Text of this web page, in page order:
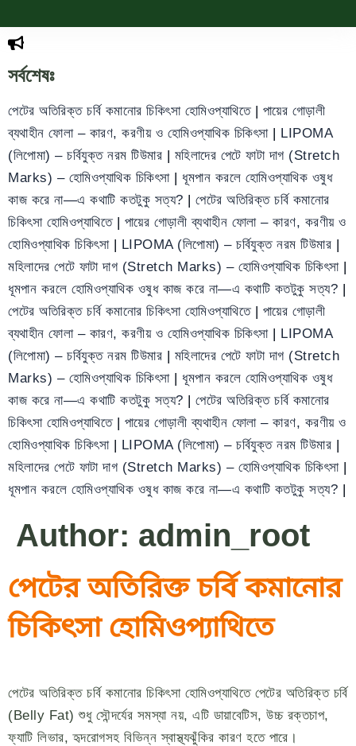
সর্বশেষঃ
পেটের অতিরিক্ত চর্বি কমানোর চিকিৎসা হোমিওপ্যাথিতে | পায়ের গোড়ালী
ব্যথাহীন ফোলা – কারণ, করণীয় ও হোমিওপ্যাথিক চিকিৎসা | LIPOMA
(লিপোমা) – চর্বিযুক্ত নরম টিউমার | মহিলাদের পেটে ফাটা দাগ (Stretch
Marks) – হোমিওপ্যাথিক চিকিৎসা | ধূমপান করলে হোমিওপ্যাথিক ওষুধ
কাজ করে না—এ কথাটি কতটুকু সত্য? | পেটের অতিরিক্ত চর্বি কমানোর
চিকিৎসা হোমিওপ্যাথিতে | পায়ের গোড়ালী ব্যথাহীন ফোলা – কারণ, করণীয় ও
হোমিওপ্যাথিক চিকিৎসা | LIPOMA (লিপোমা) – চর্বিযুক্ত নরম টিউমার |
মহিলাদের পেটে ফাটা দাগ (Stretch Marks) – হোমিওপ্যাথিক চিকিৎসা |
ধূমপান করলে হোমিওপ্যাথিক ওষুধ কাজ করে না—এ কথাটি কতটুকু সত্য? |
পেটের অতিরিক্ত চর্বি কমানোর চিকিৎসা হোমিওপ্যাথিতে | পায়ের গোড়ালী
ব্যথাহীন ফোলা – কারণ, করণীয় ও হোমিওপ্যাথিক চিকিৎসা | LIPOMA
(লিপোমা) – চর্বিযুক্ত নরম টিউমার | মহিলাদের পেটে ফাটা দাগ (Stretch
Marks) – হোমিওপ্যাথিক চিকিৎসা | ধূমপান করলে হোমিওপ্যাথিক ওষুধ
কাজ করে না—এ কথাটি কতটুকু সত্য? | পেটের অতিরিক্ত চর্বি কমানোর
চিকিৎসা হোমিওপ্যাথিতে | পায়ের গোড়ালী ব্যথাহীন ফোলা – কারণ, করণীয় ও
হোমিওপ্যাথিক চিকিৎসা | LIPOMA (লিপোমা) – চর্বিযুক্ত নরম টিউমার |
মহিলাদের পেটে ফাটা দাগ (Stretch Marks) – হোমিওপ্যাথিক চিকিৎসা |
ধূমপান করলে হোমিওপ্যাথিক ওষুধ কাজ করে না—এ কথাটি কতটুকু সত্য? |
Author: admin_root
পেটের অতিরিক্ত চর্বি কমানোর
চিকিৎসা হোমিওপ্যাথিতে
পেটের অতিরিক্ত চর্বি কমানোর চিকিৎসা হোমিওপ্যাথিতে পেটের অতিরিক্ত চর্বি
(Belly Fat) শুধু সৌন্দর্যের সমস্যা নয়, এটি ডায়াবেটিস, উচ্চ রক্তচাপ,
ফ্যাটি লিভার, হৃদরোগসহ বিভিন্ন স্বাস্থ্যঝুঁকির কারণ হতে পারে।